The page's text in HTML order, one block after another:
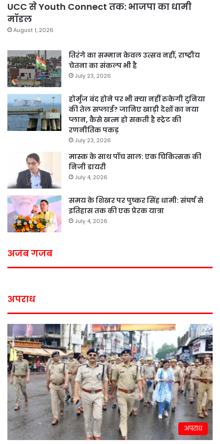
UCC से Youth Connect तक: भाजपा का धामी
मॉडल
August 1, 2026
तिरंगे का सम्मान केवल उत्सव नहीं, राष्ट्रीय
चेतना का संकल्प भी है
July 23, 2026
होर्मुज बंद होने पर भी क्या नहीं रुकेगी दुनिया
की तेल सप्लाई? जानिए खाड़ी देशों का नया
प्लान, कैसे खत्म हो सकती है स्ट्रेट की
रणनीतिक पकड़
July 23, 2026
मास्क के साथ पॉच साल: एक चिकित्सक की
निजी डायरी
July 4, 2026
समय के शिखर पर पुष्कर सिंह धामी: संघर्ष से
इतिहास तक की एक प्रेरक यात्रा
July 4, 2026
अजब गजब
अपराध
अपराध